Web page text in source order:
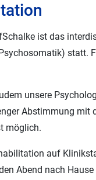
ist das
unsere
Abstimmung
möglich.
auf
Abend nach